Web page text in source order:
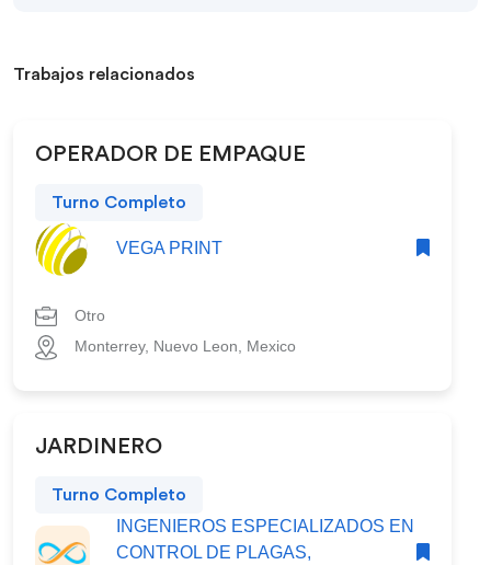
Trabajos relacionados
OPERADOR DE EMPAQUE
Turno Completo
VEGA PRINT
Otro
Monterrey, Nuevo Leon, Mexico
JARDINERO
Turno Completo
INGENIEROS ESPECIALIZADOS EN
CONTROL DE PLAGAS,